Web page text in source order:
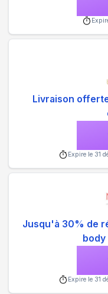
Livraison
Expire le 31
Jusqu'à 30% de
Expire le 31